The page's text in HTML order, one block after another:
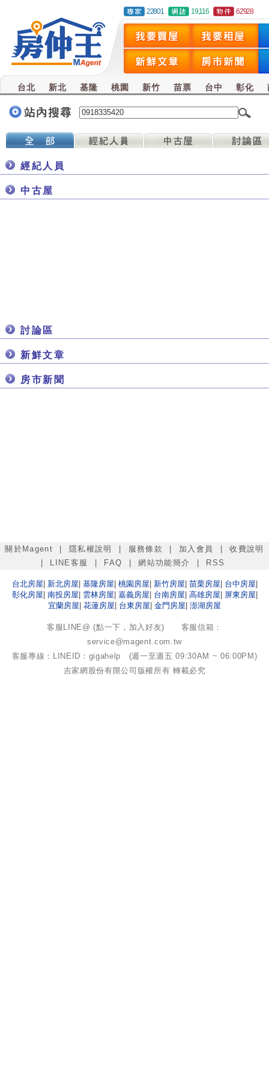
22801 19,116 62928
台北 新北 基隆 桃園 新竹 苗票 台中 彰化
經紀人員
中古屋
討論區
新鮮文章
房市新聞
關於Magent 隱私權說明 服務條款 加入會員
收費說明
LINE客服 FAQ 網站功能簡介 RSS
台北房屋 新北房屋 基隆房屋 桃園 房屋 新竹房屋 苗栗房屋 台中房屋
彰化房屋 南投房屋 雲林房屋 嘉義房屋 台南房屋 高雄房屋 屏東房屋
宜蘭房屋 花蓮房屋 台東房屋 金門 房屋 澎湖房屋
客服LINE@ (點一下，加入好友) 客服信箱：
service@magent.com.tw
客服專線：LINEID：gigahelp (週一至週五 09:30AM ~ 06:00PM)
吉家網股份有限公司 版權所有 轉載必究